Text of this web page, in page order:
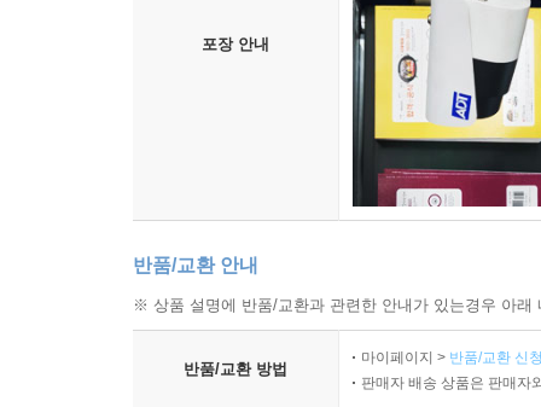
포장 안내
반품/교환 안내
※ 상품 설명에 반품/교환과 관련한 안내가 있는경우 아
반품/교환 방법
마이페이지 > 반품/교환 신
판매자 배송 상품은 판매자